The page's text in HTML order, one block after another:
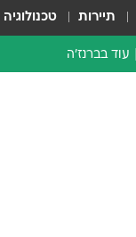
תיירות טכנולוגיה
עוד בברנז'ה